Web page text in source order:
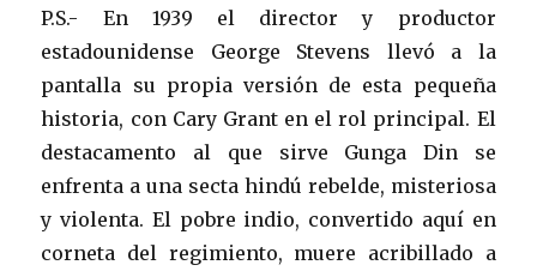
P.S.- En 1939 el director y productor
estadounidense George Stevens llevó a la
pantalla su propia versión de esta pequeña
historia, con Cary Grant en el rol principal. El
destacamento al que sirve Gunga Din se
enfrenta a una secta hindú rebelde, misteriosa
y violenta. El pobre indio, convertido aquí en
corneta del regimiento, muere acribillado a